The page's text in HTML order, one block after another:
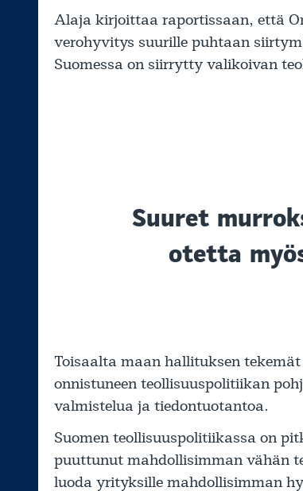
Alaja kirjoittaa raportissaan, että
verohyvitys suurille puhtaan
Suomessa on siirrytty valikoivan
Suuret
otetta
Toisaalta maan hallituksen
onnistuneen teollisuuspolitiikan
valmistelua ja tiedontuotantoa.
Suomen teollisuuspolitiikassa on
puuttunut mahdollisimman vähän
luoda yrityksille mahdollisimman